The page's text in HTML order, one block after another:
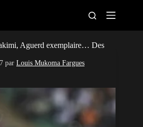
CAN féminine
Clubs
Aguerd exemplaire… Des
par Louis Mukoma Fargues